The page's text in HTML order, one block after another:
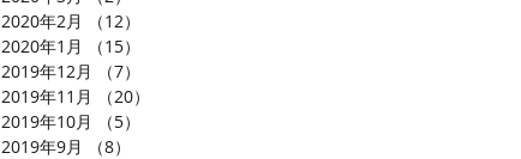
2020年2月
（12）
2020年1月
（15）
2019年12月
（7）
2019年11月
（20）
2019年10月
（5）
2019年9月
（8）